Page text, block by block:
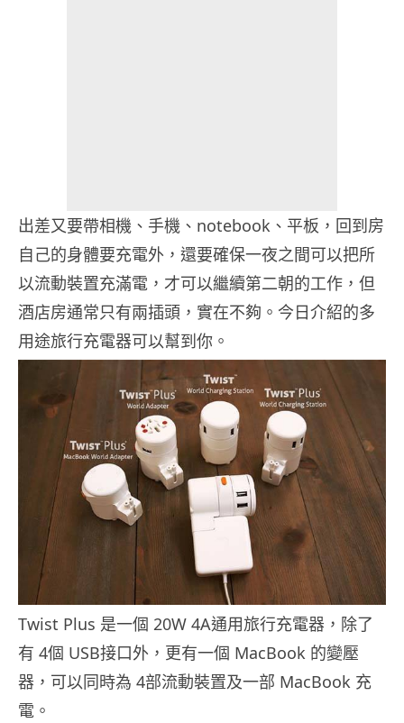
出差又要帶相機、手機、notebook、平板，回到房
自己的身體要充電外，還要確保一夜之間可以把所
以流動裝置充滿電，才可以繼續第二朝的工作，但
酒店房通常只有兩插頭，實在不夠。今日介紹的多
用途旅行充電器可以幫到你。
Twist Plus 是一個 20W 4A通用旅行充電器，除了
有 4個 USB接口外，更有一個 MacBook 的變壓
器，可以同時為 4部流動裝置及一部 MacBook 充
電。